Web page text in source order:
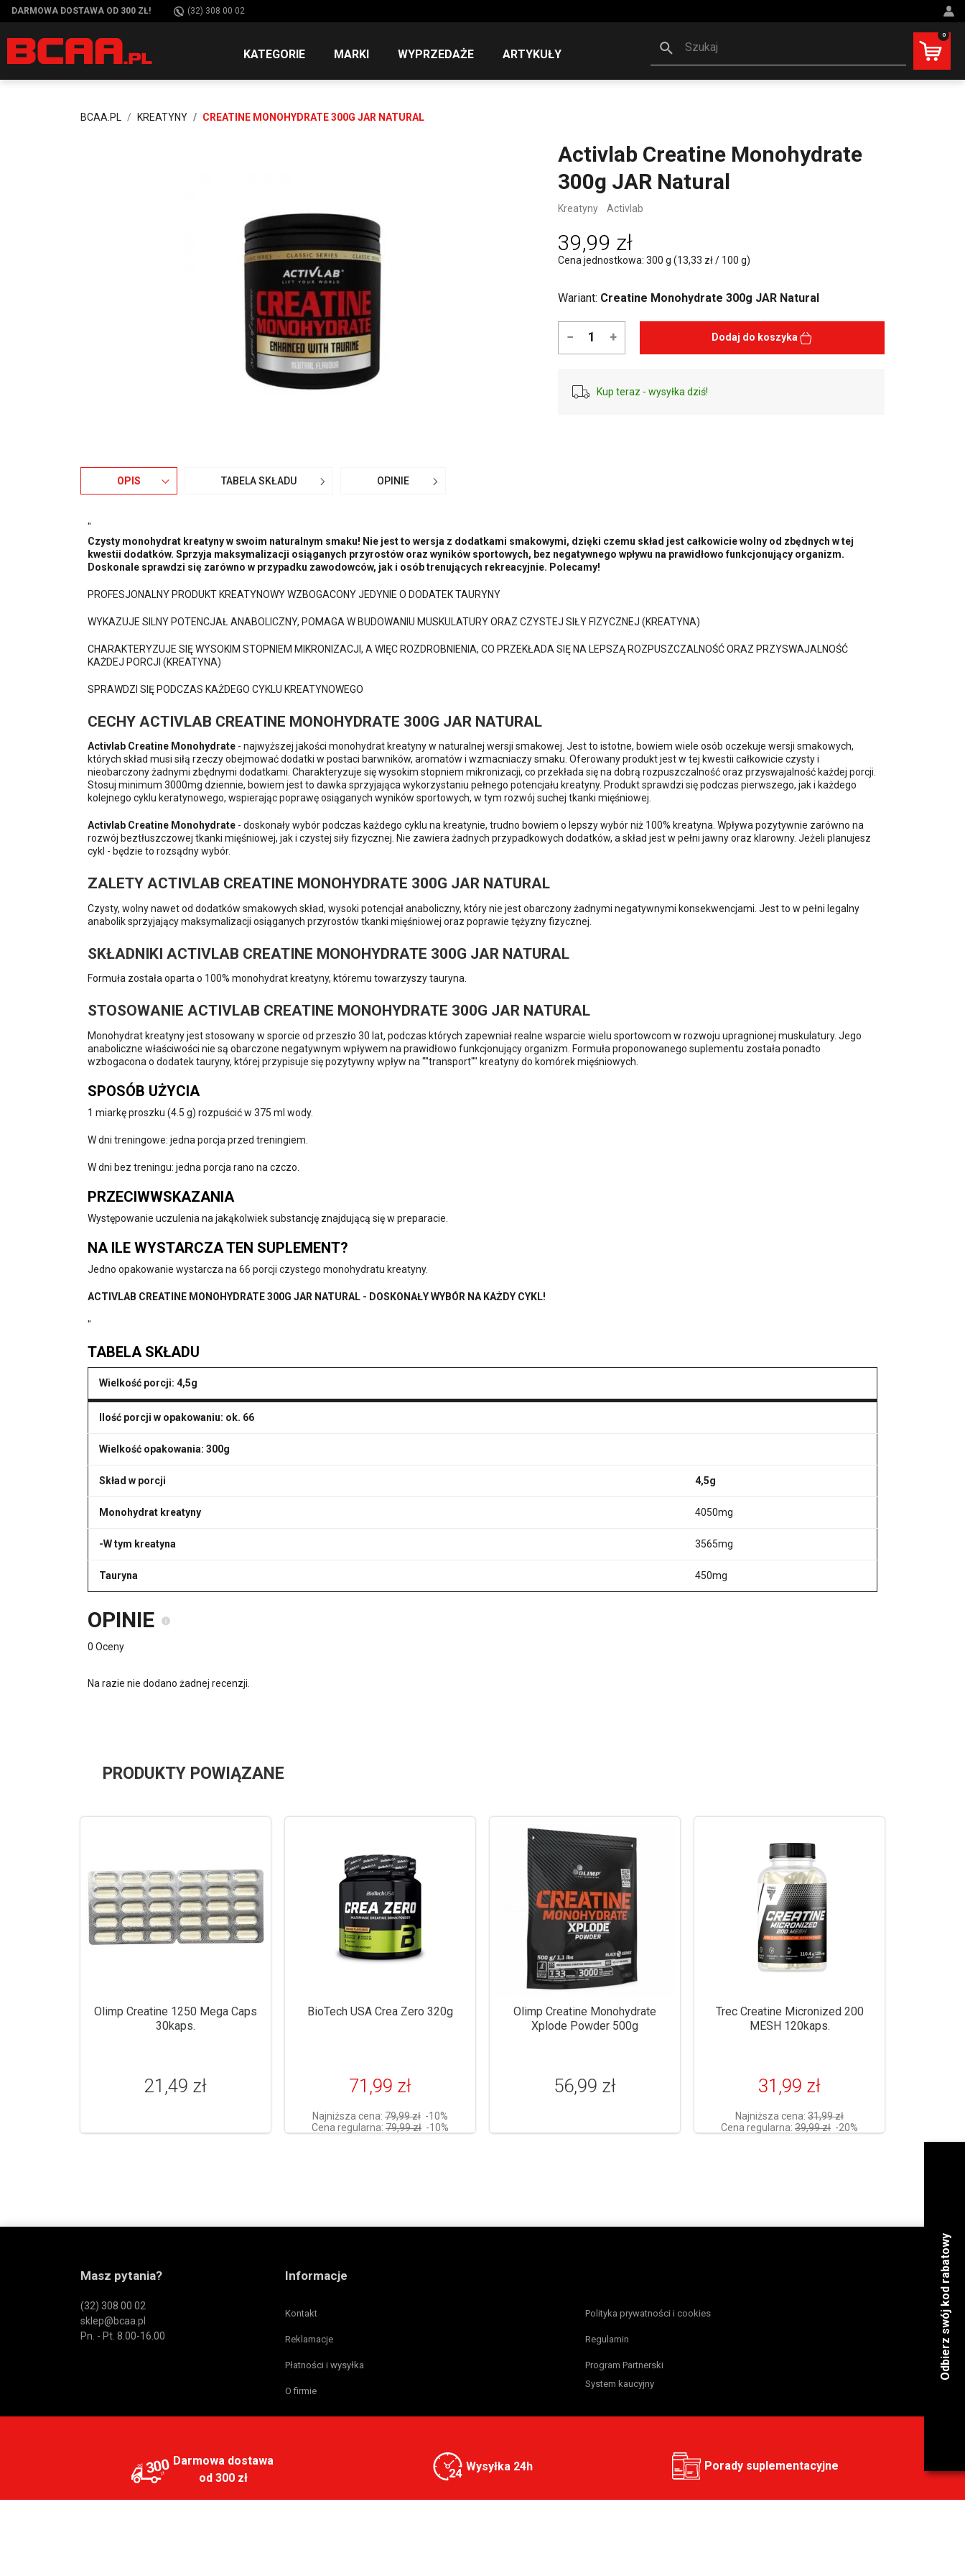
DARMOWA DOSTAWA OD 300 ZŁ! (32) 308 00 02
KATEGORIE MARKI WYPRZEDAŻE ARTYKUŁY
Szukaj
0
BCAA.PL KREATYNY CREATINE MONOHYDRATE 300G JAR NATURAL
Activlab Creatine Monohydrate
300g JAR Natural
Kreatyny Activlab
39,99 zł
Cena jednostkowa: 300 g (13,33 zł / 100 g)
Wariant: Creatine Monohydrate 300g JAR Natural
− + Dodaj do koszyka
Kup teraz - wysyłka dziś!
OPIS TABELA SKŁADU OPINIE
"
Czysty monohydrat kreatyny w swoim naturalnym smaku! Nie jest to wersja z dodatkami smakowymi, dzięki czemu skład jest całkowicie wolny od zbędnych w tej
kwestii dodatków. Sprzyja maksymalizacji osiąganych przyrostów oraz wyników sportowych, bez negatywnego wpływu na prawidłowo funkcjonujący organizm.
Doskonale sprawdzi się zarówno w przypadku zawodowców, jak i osób trenujących rekreacyjnie. Polecamy!
PROFESJONALNY PRODUKT KREATYNOWY WZBOGACONY JEDYNIE O DODATEK TAURYNY
WYKAZUJE SILNY POTENCJAŁ ANABOLICZNY, POMAGA W BUDOWANIU MUSKULATURY ORAZ CZYSTEJ SIŁY FIZYCZNEJ (KREATYNA)
CHARAKTERYZUJE SIĘ WYSOKIM STOPNIEM MIKRONIZACJI, A WIĘC ROZDROBNIENIA, CO PRZEKŁADA SIĘ NA LEPSZĄ ROZPUSZCZALNOŚĆ ORAZ PRZYSWAJALNOŚĆ
KAŻDEJ PORCJI (KREATYNA)
SPRAWDZI SIĘ PODCZAS KAŻDEGO CYKLU KREATYNOWEGO
CECHY ACTIVLAB CREATINE MONOHYDRATE 300G JAR NATURAL
Activlab Creatine Monohydrate - najwyższej jakości monohydrat kreatyny w naturalnej wersji smakowej. Jest to istotne, bowiem wiele osób oczekuje wersji smakowych,
których skład musi siłą rzeczy obejmować dodatki w postaci barwników, aromatów i wzmacniaczy smaku. Oferowany produkt jest w tej kwestii całkowicie czysty i
nieobarczony żadnymi zbędnymi dodatkami. Charakteryzuje się wysokim stopniem mikronizacji, co przekłada się na dobrą rozpuszczalność oraz przyswajalność każdej porcji.
Stosuj minimum 3000mg dziennie, bowiem jest to dawka sprzyjająca wykorzystaniu pełnego potencjału kreatyny. Produkt sprawdzi się podczas pierwszego, jak i każdego
kolejnego cyklu keratynowego, wspierając poprawę osiąganych wyników sportowych, w tym rozwój suchej tkanki mięśniowej.
Activlab Creatine Monohydrate - doskonały wybór podczas każdego cyklu na kreatynie, trudno bowiem o lepszy wybór niż 100% kreatyna. Wpływa pozytywnie zarówno na
rozwój beztłuszczowej tkanki mięśniowej, jak i czystej siły fizycznej. Nie zawiera żadnych przypadkowych dodatków, a skład jest w pełni jawny oraz klarowny. Jeżeli planujesz
cykl - będzie to rozsądny wybór.
ZALETY ACTIVLAB CREATINE MONOHYDRATE 300G JAR NATURAL
Czysty, wolny nawet od dodatków smakowych skład, wysoki potencjał anaboliczny, który nie jest obarczony żadnymi negatywnymi konsekwencjami. Jest to w pełni legalny
anabolik sprzyjający maksymalizacji osiąganych przyrostów tkanki mięśniowej oraz poprawie tężyzny fizycznej.
SKŁADNIKI ACTIVLAB CREATINE MONOHYDRATE 300G JAR NATURAL
Formuła została oparta o 100% monohydrat kreatyny, któremu towarzyszy tauryna.
STOSOWANIE ACTIVLAB CREATINE MONOHYDRATE 300G JAR NATURAL
Monohydrat kreatyny jest stosowany w sporcie od przeszło 30 lat, podczas których zapewniał realne wsparcie wielu sportowcom w rozwoju upragnionej muskulatury. Jego
anaboliczne właściwości nie są obarczone negatywnym wpływem na prawidłowo funkcjonujący organizm. Formuła proponowanego suplementu została ponadto
wzbogacona o dodatek tauryny, której przypisuje się pozytywny wpływ na ""transport"" kreatyny do komórek mięśniowych.
SPOSÓB UŻYCIA
1 miarkę proszku (4.5 g) rozpuścić w 375 ml wody.
W dni treningowe: jedna porcja przed treningiem.
W dni bez treningu: jedna porcja rano na czczo.
PRZECIWWSKAZANIA
Występowanie uczulenia na jakąkolwiek substancję znajdującą się w preparacie.
NA ILE WYSTARCZA TEN SUPLEMENT?
Jedno opakowanie wystarcza na 66 porcji czystego monohydratu kreatyny.
ACTIVLAB CREATINE MONOHYDRATE 300G JAR NATURAL - DOSKONAŁY WYBÓR NA KAŻDY CYKL!
"
TABELA SKŁADU
Wielkość porcji: 4,5g
Ilość porcji w opakowaniu: ok. 66
Wielkość opakowania: 300g
Skład w porcji 4,5g
Monohydrat kreatyny 4050mg
-W tym kreatyna 3565mg
Tauryna 450mg
OPINIE
0 Oceny
Na razie nie dodano żadnej recenzji.
PRODUKTY POWIĄZANE
Olimp Creatine 1250 Mega Caps
30kaps.
21,49 zł
BioTech USA Crea Zero 320g
71,99 zł
Najniższa cena: 79,99 zł -10%
Cena regularna: 79,99 zł -10%
Olimp Creatine Monohydrate
Xplode Powder 500g
56,99 zł
Trec Creatine Micronized 200
MESH 120kaps.
31,99 zł
Najniższa cena: 31,99 zł
Cena regularna: 39,99 zł -20%
Masz pytania?
(32) 308 00 02
sklep@bcaa.pl
Pn. - Pt. 8.00-16.00
Informacje
Kontakt Polityka prywatności i cookies
Reklamacje Regulamin
Płatności i wysyłka Program Partnerski
O firmie
System kaucyjny
300 Darmowa dostawa
od 300 zł
Wysyłka 24h Porady suplementacyjne